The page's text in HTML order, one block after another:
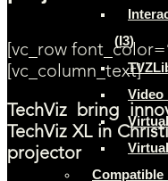
(I3)
Video
Compatible
[vc_row
[vc_column_text]
TechViz bring
TechViz XL in
projector